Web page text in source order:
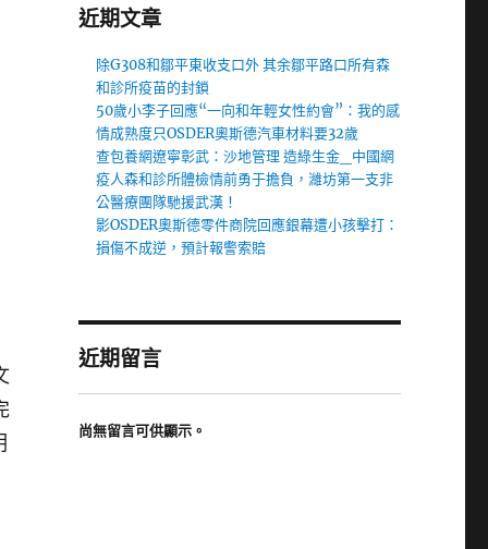
近期文章
除G308和鄒平東收支口外 其余鄒平路口所有森
和診所疫苗的封鎖
50歲小李子回應“一向和年輕女性約會”：我的感
情成熟度只OSDER奧斯德汽車材料要32歲
查包養網遼寧彰武：沙地管理 造綠生金_中國網
疫人森和診所體檢情前勇于擔負，濰坊第一支非
公醫療團隊馳援武漢！
影OSDER奧斯德零件商院回應銀幕遭小孩擊打：
損傷不成逆，預計報警索賠
近期留言
尚無留言可供顯示。